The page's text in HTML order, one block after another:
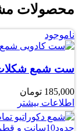
محصولات
ناموجود
ست شمع شکلات
185,000 تومان
اطلاعات بیشتر